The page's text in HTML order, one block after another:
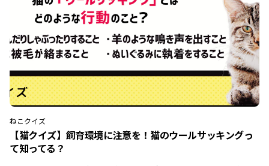
ねこクイズ
【猫クイズ】飼育環境に注意を！猫のウールサッキングっ
て知ってる？